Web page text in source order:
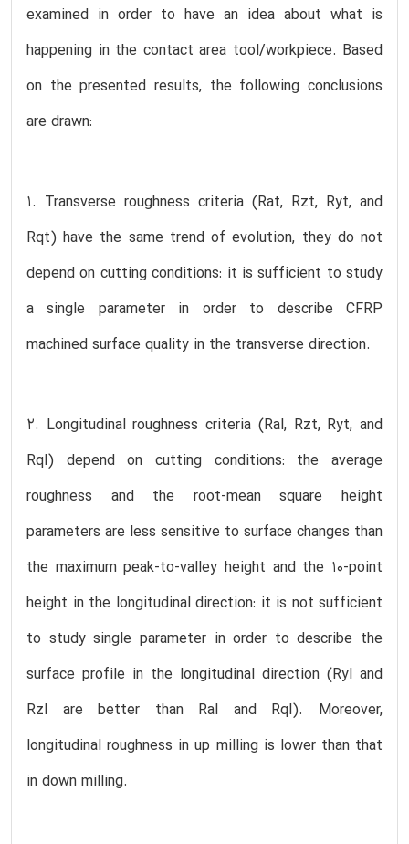
examined in order to have an idea about what is
happening in the contact area tool/workpiece. Based
on the presented results, the following conclusions
are drawn:
1. Transverse roughness criteria (Rat, Rzt, Ryt, and
Rqt) have the same trend of evolution, they do not
depend on cutting conditions: it is sufficient to study
a single parameter in order to describe CFRP
machined surface quality in the transverse direction.
2. Longitudinal roughness criteria (Ral, Rzt, Ryt, and
Rql) depend on cutting conditions: the average
roughness and the root-mean square height
parameters are less sensitive to surface changes than
the maximum peak-to-valley height and the 10-point
height in the longitudinal direction: it is not sufficient
to study single parameter in order to describe the
surface profile in the longitudinal direction (Ryl and
Rzl are better than Ral and Rql). Moreover,
longitudinal roughness in up milling is lower than that
in down milling.